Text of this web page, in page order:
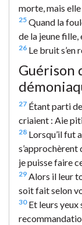
morte, mais
25 Quand la
de la jeune fille,
26 Le bruit s’en
Guérison
27 Étant parti
criaient : Aie
28 Lorsqu’il fut
s’approchèrent
je puisse faire
29 Alors il leur
soit fait selon
30Et leurs yeux